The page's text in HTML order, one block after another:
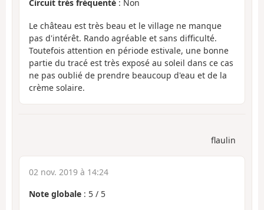
Circuit très fréquenté : Non
Le château est très beau et le village ne manque
pas d'intérêt. Rando agréable et sans difficulté.
Toutefois attention en période estivale, une bonne
partie du tracé est très exposé au soleil dans ce cas
ne pas oublié de prendre beaucoup d'eau et de la
crème solaire.
flaulin
02 nov. 2019 à 14:24
Note globale : 5 / 5